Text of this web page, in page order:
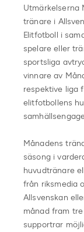
Utmärkelserna
tränare i
Elitfotboll i
spelare eller
sportsliga
vinnare av
respektive liga
elitfotbollens
Månadens
säsong i
huvudtränare
från riksmedia
Allsvenskan
månad fram
supportrar